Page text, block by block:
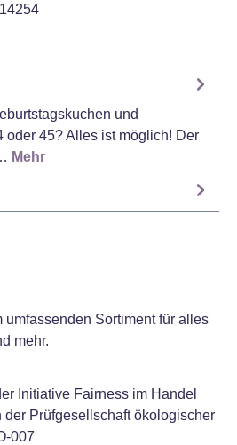
und
oder 45? Alles ist möglich! Der
Mehr
umfassenden Sortiment für alles
mehr.
Initiative Fairness im Handel
der Prüfgesellschaft ökologischer
007